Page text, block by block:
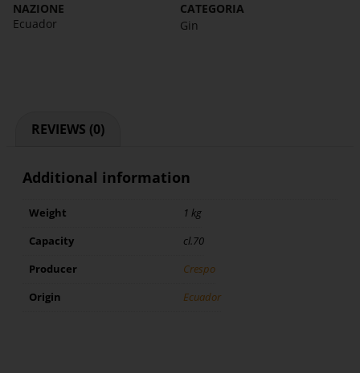
NAZIONE
Ecuador
CATEGORIA
Gin
REVIEWS (0)
Additional information
Weight 1 kg
Capacity cl.70
Producer Crespo
Origin Ecuador